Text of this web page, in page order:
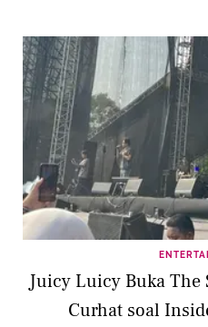
Juicy Luicy Buka The
Curhat soal